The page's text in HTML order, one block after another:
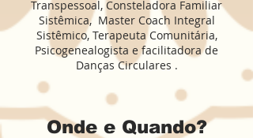
Transpessoal, Consteladora Familiar
Sistêmica, Master Coach Integral
Sistêmico, Terapeuta Comunitária,
Psicogenealogista e facilitadora de
Danças Circulares .
Onde e Quando?